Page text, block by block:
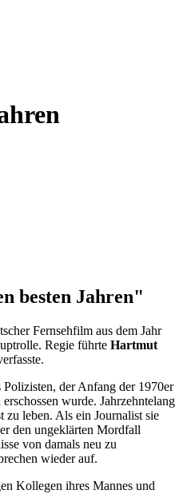
besten Jahren"
Fernsehfilm aus dem Jahr
Regie führte Hartmut
der Anfang der 1970er
wurde. Jahrzehntelang
zu leben. Als ein Journalist sie
den ungeklärten Mordfall
von damals neu zu
wieder auf.
Kollegen ihres Mannes und